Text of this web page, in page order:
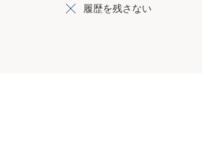
履歴を残さない